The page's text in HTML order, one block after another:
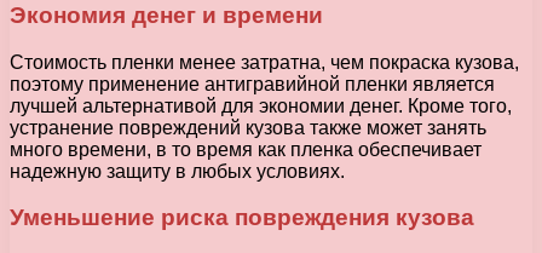
Экономия денег и времени
Стоимость пленки менее затратна, чем покраска кузова,
поэтому применение антигравийной пленки является
лучшей альтернативой для экономии денег. Кроме того,
устранение повреждений кузова также может занять
много времени, в то время как пленка обеспечивает
надежную защиту в любых условиях.
Уменьшение риска повреждения кузова